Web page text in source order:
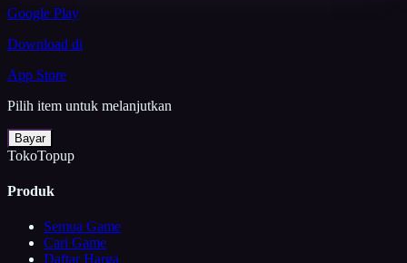
Google Play
Download di
App Store
Pilih item untuk melanjutkan
Bayar
TokoTopup
Produk
Semua Game
Cari Game
Daftar Harga